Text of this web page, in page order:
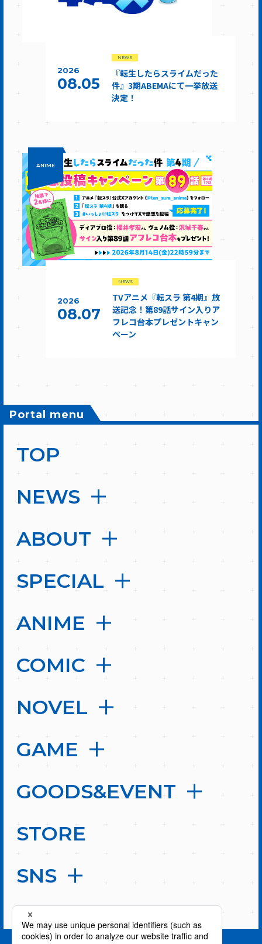
2026
08.05
NEWS
『転生したらスライムだった
件』3期ABEMAにて一挙放送
決定！
ANIME
2026
08.07
NEWS
TVアニメ『転スラ 第4期』放
送記念！第89話サイン入りア
フレコ台本プレゼントキャン
ペーン
Portal menu
TOP
NEWS
ABOUT
SPECIAL
ANIME
COMIC
NOVEL
GAME
GOODS&EVENT
STORE
SNS